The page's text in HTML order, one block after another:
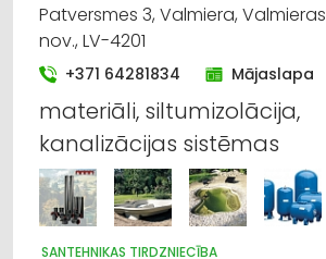
Patversmes 3, Valmiera, Valmieras
nov., LV-4201
+371 64281834 Mājaslapa
materiāli, siltumizolācija,
kanalizācijas sistēmas
SANTEHNIKAS TIRDZNIECĪBA